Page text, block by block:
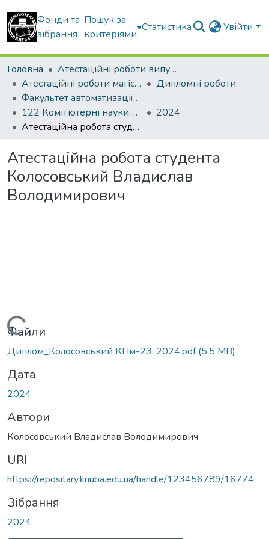
Фонди та
зібрання
Пошук за
критеріями
Статистика Увійти
Головна
Атестаційні роботи випускників
Атестаційні роботи магістрів
Дипломні роботи
Факультет автоматизації і інформаційних технологій
122 Комп’ютерні науки. Комп’ютерні науки
2024
Атестаційна робота студента Колосовський Владислав Володимирович
Атестаційна робота студента
Колосовський Владислав
Володимирович
Вантажиться...
Файли
Диплом_Колосовський КНм-23, 2024.pdf(5,5 MB)
Дата
2024
Автори
Колосовський Владислав Володимирович
URI
https://repositary.knuba.edu.ua/handle/123456789/16774
Зібрання
2024